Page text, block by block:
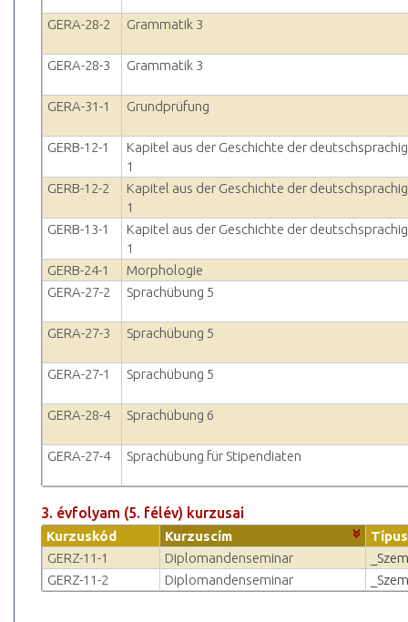
GERA-28-2 Grammatik 3
GERA-28-3 Grammatik 3
GERA-31-1 Grundprüfung
GERB-12-1
Kapitel aus der Geschichte der
1
GERB-12-2
Kapitel aus der Geschichte der
1
GERB-13-1
Kapitel aus der Geschichte der
1
GERB-24-1
Morphologie
GERA-27-2
Sprachübung 5
GERA-27-3 Sprachübung 5
GERA-27-1 Sprachübung 5
GERA-28-4 Sprachübung 6
GERA-27-4 Sprachübung für Stipendiaten
3. évfolyam (5. félév) kurzusai
Kurzuskód Kurzuscím
Típus
GERZ-11-1
Diplomandenseminar
GERZ-11-2
Diplomandenseminar